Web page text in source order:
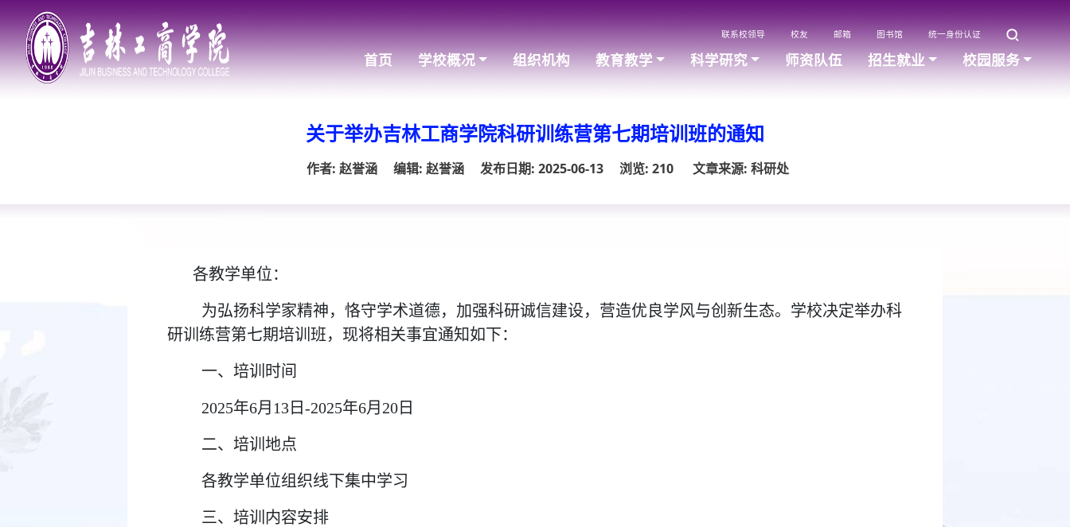
联系校领导 校友 邮箱 图书馆 统一身份认证
首页 学校概况 组织机构 教育教学 科学研究 师资队伍 招生就业 校园服务
关于举办吉林工商学院科研训练营第七期培训班的通知
作者: 赵誉涵 编辑: 赵誉涵 发布日期: 2025-06-13 浏览: 210 文章来源: 科研处
各教学单位：
为弘扬科学家精神，恪守学术道德，加强科研诚信建设，营造优良学风与创新生态。学校决定举办科
研训练营第七期培训班，现将相关事宜通知如下：
一、培训时间
2025年6月13日-2025年6月20日
二、培训地点
各教学单位组织线下集中学习
三、培训内容安排